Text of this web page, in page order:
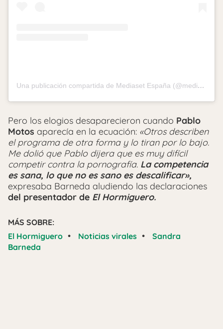
Una publicación compartida de Mediaset España (@mediasetcom)
Pero los elogios desaparecieron cuando Pablo
Motos aparecía en la ecuación: «Otros describen
el programa de otra forma y lo tiran por lo bajo.
Me dolió que Pablo dijera que es muy difícil
competir contra la pornografía. La competencia
es sana, lo que no es sano es descalificar»,
expresaba Barneda aludiendo las declaraciones
del presentador de El Hormiguero.
MÁS SOBRE:
El Hormiguero • Noticias virales •
Sandra
Barneda